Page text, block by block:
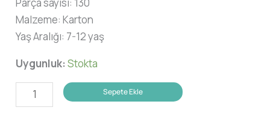
Parça sayısı: 130
Malzeme: Karton
Yaş Aralığı: 7-12 yaş
Uygunluk: Stokta
Doğanın
Parçaları
Sepete Ekle